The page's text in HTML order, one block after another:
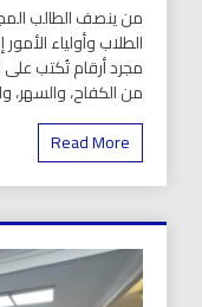
من ينصف الطالب
الطلاب وأولياء الأمور
مجرد أرقام تُكتب
من الكفاح، والسهر،
Read More